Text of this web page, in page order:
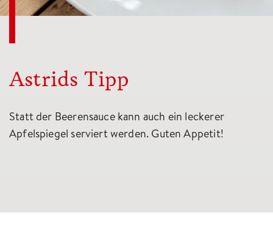
Astrids Tipp
Statt der Beerensauce kann auch ein leckerer
Apfelspiegel serviert werden. Guten Appetit!